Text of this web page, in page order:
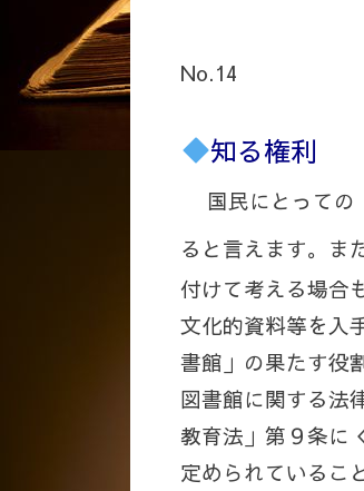
No.14
知る権利
国民にとって
ると言えます。また
付けて考える場合
文化的資料等を入
書館」の果たす役
図書館に関する法
教育法」第９条に
定められているこ